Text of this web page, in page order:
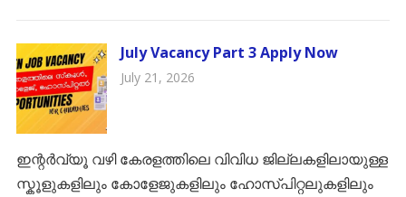
July Vacancy Part 3 Apply Now
July 21, 2026
ഇന്റർവ്യൂ വഴി കേരളത്തിലെ വിവിധ ജില്ലകളിലായുള്ള
സ്കൂളുകളിലും കോളേജുകളിലും ഹോസ്പിറ്റലുകളിലും